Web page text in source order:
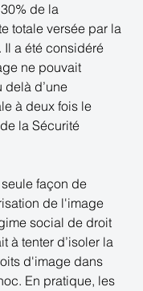
de la
totale versée par la
Il a été considéré
ne pouvait
delà d’une
à deux fois le
la Sécurité
façon de
de l'image
social de droit
à tenter d’isoler la
d'image dans
En pratique, les